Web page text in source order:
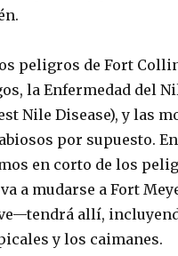
peligros de Fort
la Enfermedad del
Nile Disease), y las
por supuesto. En
en corto de los
a mudarse a Fort
allí,
y los caimanes.